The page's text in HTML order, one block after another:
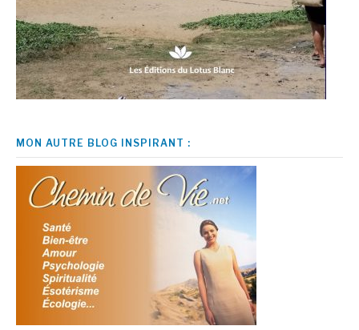
MON AUTRE BLOG INSPIRANT :